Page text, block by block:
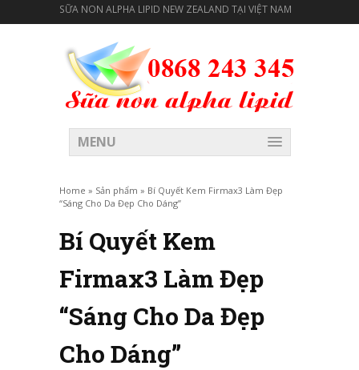
SỮA NON ALPHA LIPID NEW ZEALAND TẠI VIỆT NAM
MENU
Home » Sản phẩm » Bí Quyết Kem Firmax3 Làm Đẹp
“Sáng Cho Da Đẹp Cho Dáng”
Bí Quyết Kem
Firmax3 Làm Đẹp
“Sáng Cho Da Đẹp
Cho Dáng”